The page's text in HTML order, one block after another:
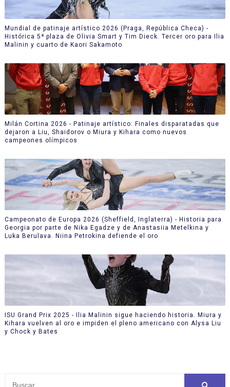
Mundial de patinaje artístico 2026 (Praga, República Checa) -
Histórica 5ª plaza de Olivia Smart y Tim Dieck. Tercer oro para Ilia
Malinin y cuarto de Kaori Sakamoto
Milán Cortina 2026 - Patinaje artístico: Finales disparatadas que
dejaron a Liu, Shaidorov o Miura y Kihara como nuevos
campeones olímpicos
Campeonato de Europa 2026 (Sheffield, Inglaterra) - Historia para
Georgia por parte de Nika Egadze y de Anastasiia Metelkina y
Luka Berulava. Niina Petrokina defiende el oro
ISU Grand Prix 2025 - Ilia Malinin sigue haciendo historia. Miura y
Kihara vuelven al oro e impiden el pleno americano con Alysa Liu
y Chock y Bates